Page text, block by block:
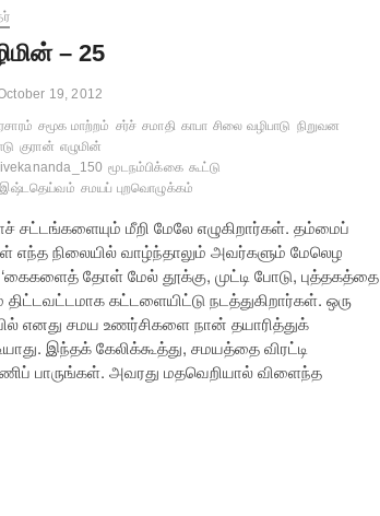
– 25
19, 2012
சமூக மாற்றம் சர்ச் சமாதி காபா சிலை வழிபாடு நிறுவன
குரான் எழுமின்
மூடநம்பிக்கை கூட்டு
இஷ்டதெய்வம் சமயப் புறவொழுக்கம்
சட்டங்களையும் மீறி மேலே எழுகிறார்கள். தம்மைப்
எந்த நிலையில் வாழ்ந்தாலும் அவர்களும் மேலெழ
தோள் மேல் தூக்கு, முட்டி போடு, புத்தகத்தை
கட்டளையிட்டு நடத்துகிறார்கள். ஒரு
எனது சமய உணர்சிகளை நான் தயாரித்துக்
இந்தக் கேலிக்கூத்து, சமயத்தை விரட்டி
பாருங்கள். அவரது மதவெறியால் விளைந்த